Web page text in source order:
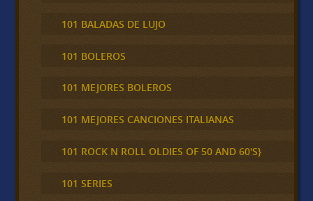
101 BALADAS DE LUJO
101 BOLEROS
101 MEJORES BOLEROS
101 MEJORES CANCIONES ITALIANAS
101 ROCK N ROLL OLDIES OF 50 AND 60'S}
101 SERIES